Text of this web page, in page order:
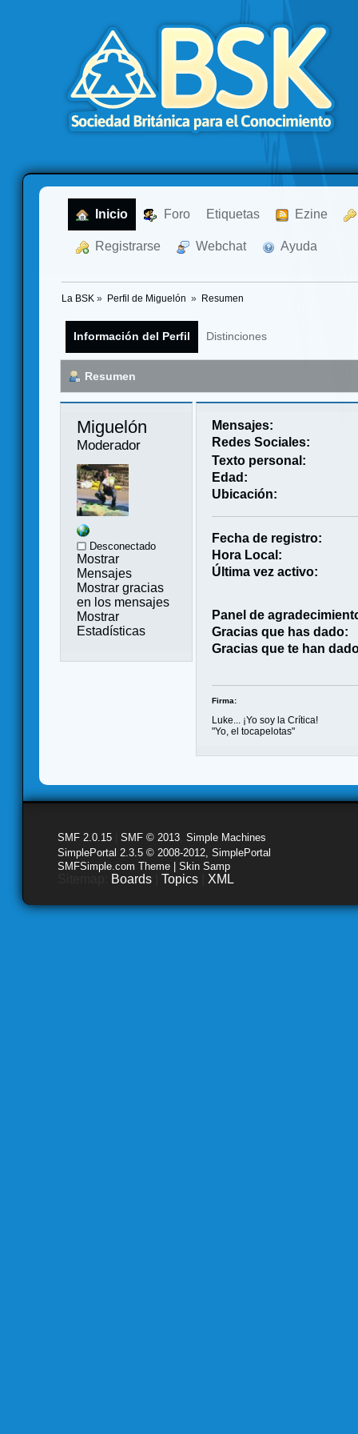
Inicio Foro Etiquetas Ezine
Registrarse Webchat Ayuda
La BSK » Perfil de Miguelón » Resumen
Información del Perfil Distinciones
Resumen
Miguelón
Moderador
Desconectado
Mostrar
Mensajes
Mostrar gracias
en los mensajes
Mostrar
Estadísticas
Mensajes:
Redes Sociales:
Texto personal:
Edad:
Ubicación:
Fecha de registro:
Hora Local:
Última vez activo:
Panel de
Gracias que has dado:
Gracias que te han
Firma:
Luke... ¡Yo soy la Crítica!
"Yo, el tocapelotas"
SMF 2.0.15 SMF © 2013 Simple Machines
SimplePortal 2.3.5 © 2008-2012, SimplePortal
SMFSimple.com Theme | Skin Samp
Boards Topics XML